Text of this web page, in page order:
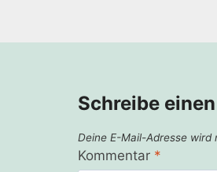
Schreibe
Deine E-Mail-Adresse
Kommentar *